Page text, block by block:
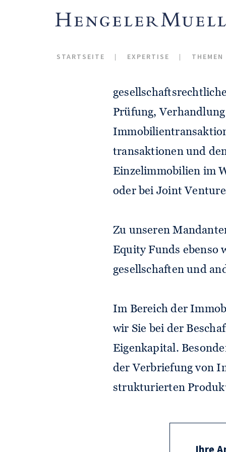
STARTSEITE EXPERTISE THEMEN
Prüfung,
transaktionen und
Einzel­immobilien im
oder bei Joint
Zu unseren
Equity Funds ebenso
gesellschaften und
Im Bereich der
wir Sie bei der
Eigen­kapital.
der Verbriefung von
strukturierten